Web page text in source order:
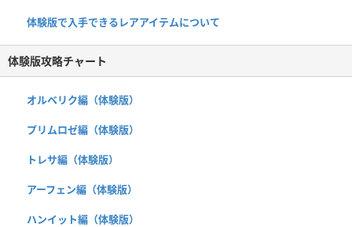
体験版で入手できるレアアイテムについて
体験版攻略チャート
オルベリク編（体験版）
プリムロゼ編（体験版）
トレサ編（体験版）
アーフェン編（体験版）
ハンイット編（体験版）